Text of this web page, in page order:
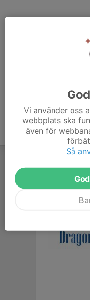
Vi använder oss
webbplats ska
även för
Så